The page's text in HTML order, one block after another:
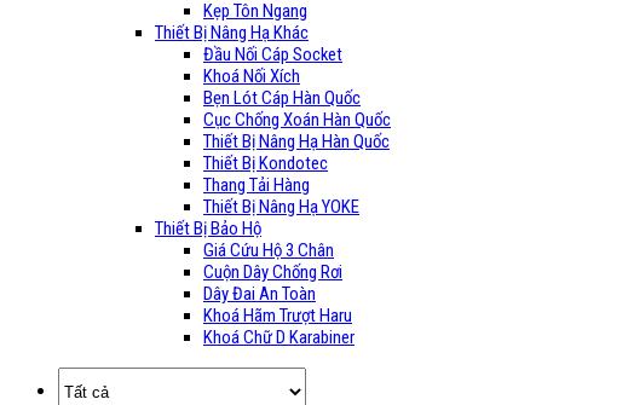
Kẹp Tôn Ngang
Thiết Bị Nâng Hạ Khác
Đầu Nối Cáp Socket
Khoá Nối Xích
Bẹn Lót Cáp Hàn Quốc
Cục Chống Xoán Hàn Quốc
Thiết Bị Nâng Hạ Hàn Quốc
Thiết Bị Kondotec
Thang Tải Hàng
Thiết Bị Nâng Hạ YOKE
Thiết Bị Bảo Hộ
Giá Cứu Hộ 3 Chân
Cuộn Dây Chống Rơi
Dây Đai An Toàn
Khoá Hãm Trượt Haru
Khoá Chữ D Karabiner